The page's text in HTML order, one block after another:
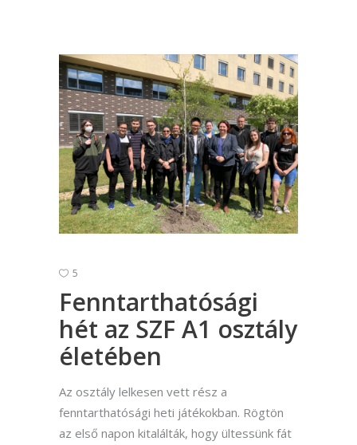
5
Fenntarthatósági
hét az SZF A1 osztály
életében
Az osztály lelkesen vett rész a
fenntarthatósági heti játékokban. Rögtön
az első napon kitalálták, hogy ültessünk fát